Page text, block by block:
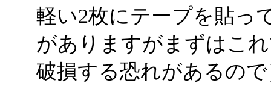
軽い2枚にテープを貼っ
がありますがまずはこ
破損する恐れがあるの